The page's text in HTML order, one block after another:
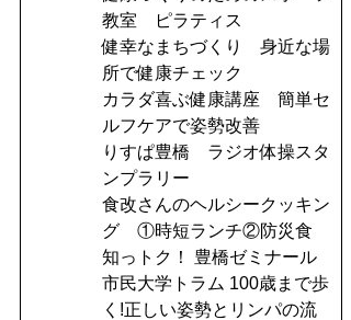
教室 ピラティス
健幸なまちづくり 身近な場
所で健康チェック
カラダ喜ぶ健康講座 簡単セ
ルフケアで姿勢改善
りすぱ豊橋 ラジオ体操スタ
ンプラリー
食改さんのヘルシークッキン
グ ①時短ランチ②防災食
知っトク！ 豊橋ゼミナール
市民大学トラム 100歳まで歩
く!正しい姿勢とリンパの流